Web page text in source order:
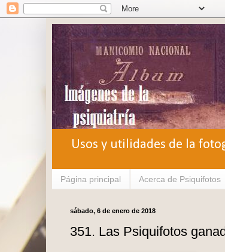
Usos y utilidades de la
Página principal Acerca de Psiquifotos
sábado, 6 de enero de 2018
351. Las Psiquifotos